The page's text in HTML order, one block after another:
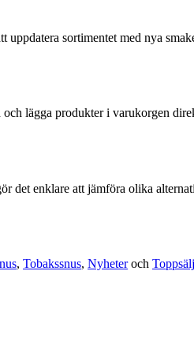
sortimentet med nya
lägga produkter i varukorgen
enklare att jämföra olika
, Tobakssnus, Nyheteroch